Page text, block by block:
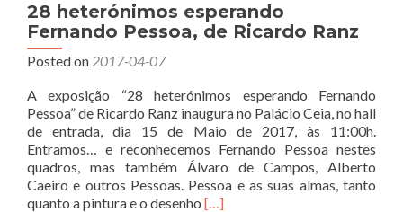
28 heterónimos esperando
Fernando Pessoa, de Ricardo Ranz
Posted on 2017-04-07
A exposição “28 heterónimos esperando Fernando
Pessoa” de Ricardo Ranz inaugura no Palácio Ceia, no hall
de entrada, dia 15 de Maio de 2017, às 11:00h.
Entramos… e reconhecemos Fernando Pessoa nestes
quadros, mas também Álvaro de Campos, Alberto
Caeiro e outros Pessoas. Pessoa e as suas almas, tanto
quanto a pintura e o desenho Read
[…]